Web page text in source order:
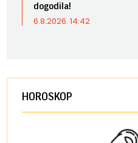
dogodila!
6.8.2026. 14:42
HOROSKOP